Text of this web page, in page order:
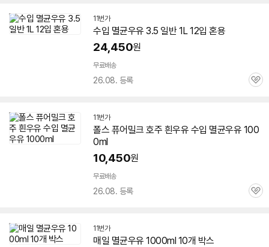
11번가
수입 멸균우유 3.5 일반 1L 12입 혼용
24,450원
무료배송
26.08. 등록
관
11번가
폴스 퓨어밀크 호주 흰우유 수입 멸균우유 100
0ml
10,450원
무료배송
26.08. 등록
관
11번가
매일 멸균우유 1000ml 10개 박스